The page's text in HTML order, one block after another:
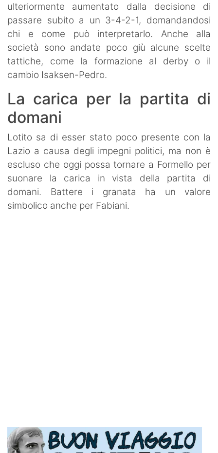
ulteriormente aumentato dalla decisione di
passare subito a un 3-4-2-1, domandandosi
chi e come può interpretarlo. Anche alla
società sono andate poco giù alcune scelte
tattiche, come la formazione al derby o il
cambio Isaksen-Pedro.
La carica per la partita di
domani
Lotito sa di esser stato poco presente con la
Lazio a causa degli impegni politici, ma non è
escluso che oggi possa tornare a Formello per
suonare la carica in vista della partita di
domani. Battere i granata ha un valore
simbolico anche per Fabiani.